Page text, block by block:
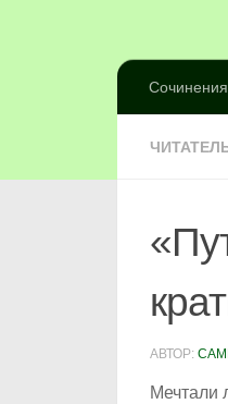
Сочинения
АВТОР:
Мечтали